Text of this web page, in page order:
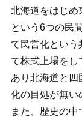
北海道をはじめ
という6つの民
て民営化という
て株式上場をし
あり北海道と四
化の目処が無い
また、歴史の